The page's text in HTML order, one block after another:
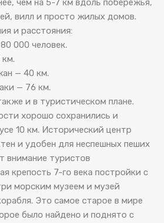
чем на 5-7 км вдоль побережья,
вилл и просто жилых домов.
и расстояния:
000 человек.
— 40 км.
— 76 км.
и в туристическом плане.
хорошо сохранились и
10 км. Исторический центр
и удобен для неспешных пеших
внимание туристов
крепость 7-го века постройки с
морским музеем и музей
Это самое старое в мире
было найдено и поднято с